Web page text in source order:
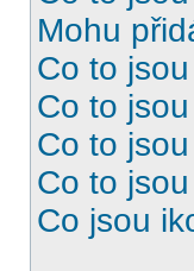
Mohu
Co to
Co to
Co to
Co to
Co jsou